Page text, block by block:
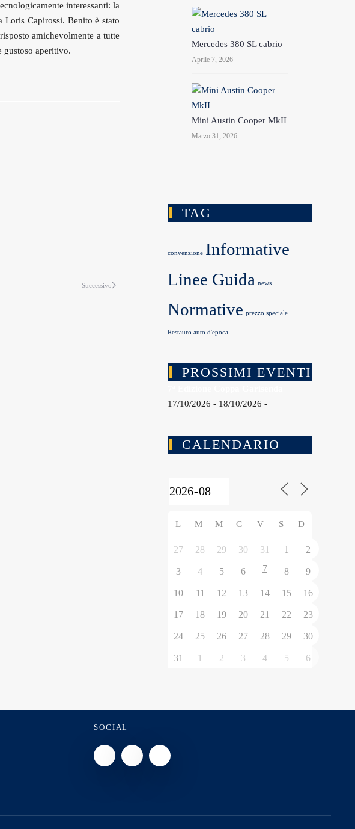
interessanti: la
Loris Capirossi. Benito è stato
amichevolmente a tutte
gustoso aperitivo.
Successivo
Mercedes 380 SL cabrio
Aprile 7, 2026
Mini Austin Cooper MkII
Marzo 31, 2026
TAG
convenzione Informative
Linee Guida news
Normative prezzo speciale
Restauro auto d'epoca
PROSSIMI EVENTI
17/10/2026 - 18/10/2026 -
CALENDARIO
L M M G V S D
27 28 29 30 31 1 2
3 4 5 6 7 8 9
10 11 12 13 14 15 16
17 18 19 20 21 22 23
24 25 26 27 28 29 30
31 1 2 3 4 5 6
SOCIAL